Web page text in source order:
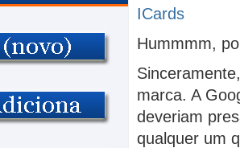
ICards
Hummmm,
marca. A
deveriam
qualquer um